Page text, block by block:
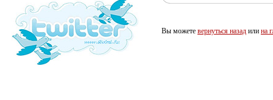
Вы можете вернуться назад или на